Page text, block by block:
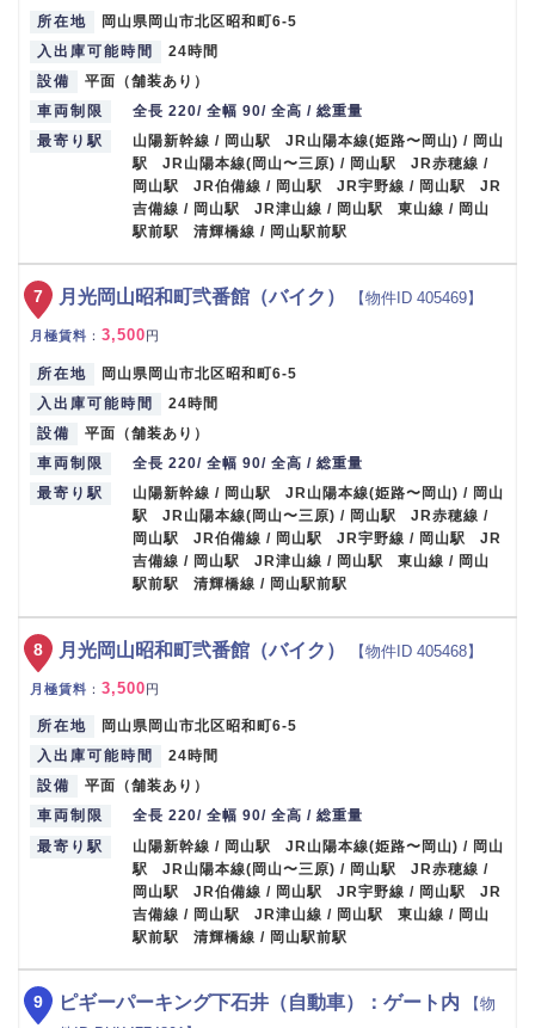
所在地
岡山県岡山市北区昭和町6-5
入出庫可能時間
24時間
設備
平面（舗装あり）
車両制限
全長 220/ 全幅 90/ 全高 / 総重量
最寄り駅
山陽新幹線 / 岡山駅 JR山陽本線(姫路〜岡山) / 岡山
駅 JR山陽本線(岡山〜三原) / 岡山駅 JR赤穂線 /
岡山駅 JR伯備線 / 岡山駅 JR宇野線 / 岡山駅 JR
吉備線 / 岡山駅 JR津山線 / 岡山駅 東山線 / 岡山
駅前駅 清輝橋線 / 岡山駅前駅
月光岡山昭和町弐番館（バイク） 【物件ID 405469】
月極賃料 ： 3,500 円
所在地
岡山県岡山市北区昭和町6-5
入出庫可能時間
24時間
設備
平面（舗装あり）
車両制限
全長 220/ 全幅 90/ 全高 / 総重量
最寄り駅
山陽新幹線 / 岡山駅 JR山陽本線(姫路〜岡山) / 岡山
駅 JR山陽本線(岡山〜三原) / 岡山駅 JR赤穂線 /
岡山駅 JR伯備線 / 岡山駅 JR宇野線 / 岡山駅 JR
吉備線 / 岡山駅 JR津山線 / 岡山駅 東山線 / 岡山
駅前駅 清輝橋線 / 岡山駅前駅
7
月光岡山昭和町弐番館（バイク） 【物件ID 405468】
月極賃料 ： 3,500円
所在地
岡山県岡山市北区昭和町6-5
入出庫可能時間
24時間
設備
平面（舗装あり）
車両制限
全長 220/ 全幅 90/ 全高 / 総重量
最寄り駅
山陽新幹線 / 岡山駅 JR山陽本線(姫路〜岡山) / 岡山
駅 JR山陽本線(岡山〜三原) / 岡山駅 JR赤穂線 /
岡山駅 JR伯備線 / 岡山駅 JR宇野線 / 岡山駅 JR
吉備線 / 岡山駅 JR津山線 / 岡山駅 東山線 / 岡山
駅前駅 清輝橋線 / 岡山駅前駅
8
ピギーパーキング下石井（自動車）：ゲート内
【物
9